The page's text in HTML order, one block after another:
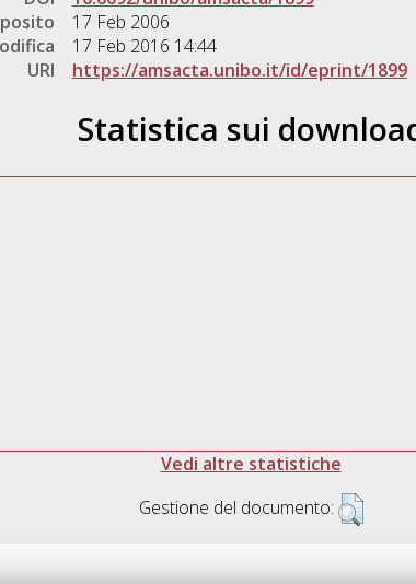
17 Feb 2006
17 Feb 2016 14:44
URI
https://amsacta.unibo.it/id/eprint/1899
Statistica sui
Vedi altre statistiche
Gestione del documento: